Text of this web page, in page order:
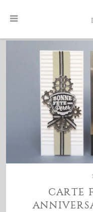
CARTE